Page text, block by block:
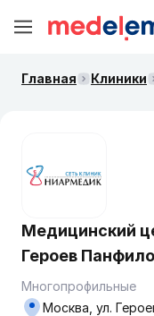
Главная Клиники
Медицинский
Героев
Многопрофильные
Москва, ул.